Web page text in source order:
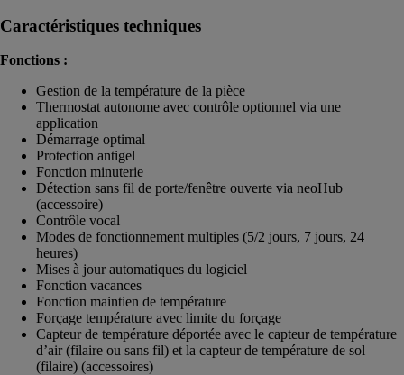
Caractéristiques techniques
Fonctions :
Gestion de la température de la pièce
Thermostat autonome avec contrôle optionnel via une
application
Démarrage optimal
Protection antigel
Fonction minuterie
Détection sans fil de porte/fenêtre ouverte via neoHub
(accessoire)
Contrôle vocal
Modes de fonctionnement multiples (5/2 jours, 7 jours, 24
heures)
Mises à jour automatiques du logiciel
Fonction vacances
Fonction maintien de température
Forçage température avec limite du forçage
Capteur de température déportée avec le capteur de température
d’air (filaire ou sans fil) et la capteur de température de sol
(filaire) (accessoires)